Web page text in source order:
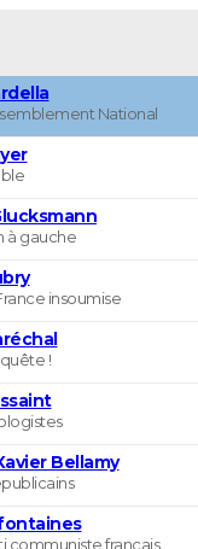
National
à gauche
insoumise
!
Bellamy
communiste français